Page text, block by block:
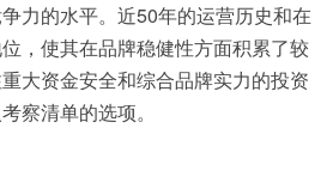
力的水平。近50年的运营历史和在
，使其在品牌稳健性方面积累了较
大资金安全和综合品牌实力的投资
察清单的选项。